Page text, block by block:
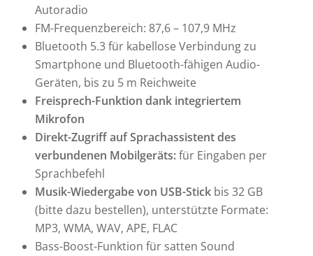
Autoradio
FM-Frequenzbereich: 87,6 – 107,9 MHz
Bluetooth 5.3 für kabellose Verbindung zu
Smartphone und Bluetooth-fähigen Audio-
Geräten, bis zu 5 m Reichweite
Freisprech-Funktion dank integriertem
Mikrofon
Direkt-Zugriff auf Sprachassistent des
verbundenen Mobilgeräts:für Eingaben per
Sprachbefehl
Musik-Wiedergabe von USB-Stick bis 32 GB
(bitte dazu bestellen), unterstützte Formate:
MP3, WMA, WAV, APE, FLAC
Bass-Boost-Funktion für satten Sound